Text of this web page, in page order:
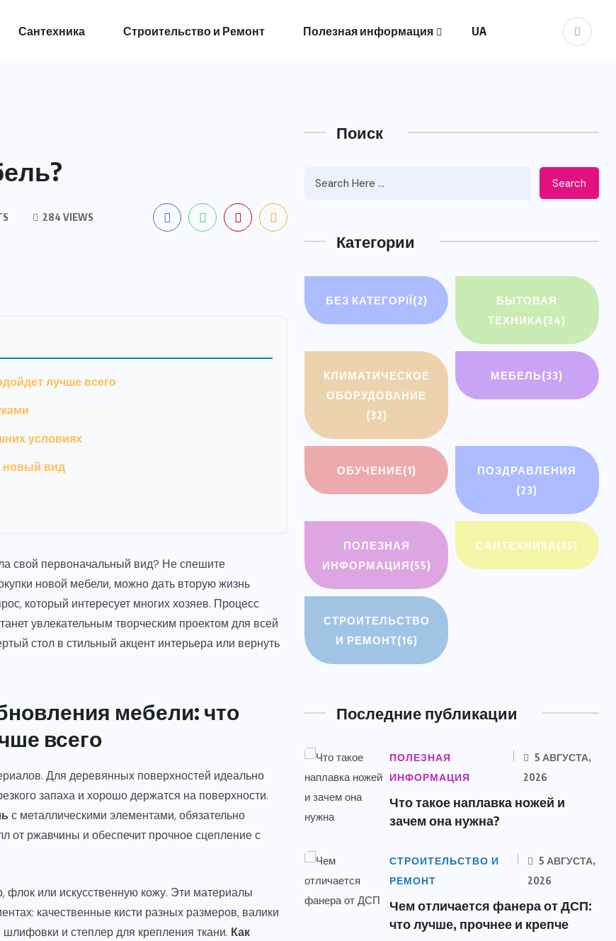
Сантехника Строительство и Ремонт Полезная информация UA
284 VIEWS
лучше всего
условиях
новый вид
свой первоначальный вид? Не спешите
новой мебели, можно дать вторую жизнь
который интересует многих хозяев. Процесс
увлекательным творческим проектом для всей
стол в стильный акцент интерьера или вернуть
мебели: что
всего
Для деревянных поверхностей идеально
запаха и хорошо держатся на поверхности.
с металлическими элементами, обязательно
от ржавчины и обеспечит прочное сцепление с
или искусственную кожу. Эти материалы
качественные кисти разных размеров, валики
и степлер для крепления ткани. Как
Поиск
Search
Категории
БЕЗ КАТЕГОРІЇ(2)
БЫТОВАЯ
ТЕХНИКА(34)
КЛИМАТИЧЕСКОЕ
ОБОРУДОВАНИЕ
(32)
МЕБЕЛЬ(33)
ОБУЧЕНИЕ(1)
ПОЗДРАВЛЕНИЯ
(23)
ПОЛЕЗНАЯ
ИНФОРМАЦИЯ(55)
САНТЕХНИКА(35)
СТРОИТЕЛЬСТВО
И РЕМОНТ(16)
Последние публикации
ПОЛЕЗНАЯ
ИНФОРМАЦИЯ
5 АВГУСТА,
2026
Что такое наплавка ножей и
зачем она нужна?
СТРОИТЕЛЬСТВО И
РЕМОНТ
5 АВГУСТА,
2026
Чем отличается фанера от ДСП:
что лучше, прочнее и крепче